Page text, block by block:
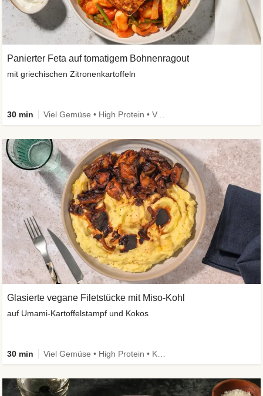
Panierter Feta auf tomatigem Bohnenragout
mit griechischen Zitronenkartoffeln
30 min Viel Gemüse • High Protein • Vegetarisch
Glasierte vegane Filetstücke mit Miso-Kohl
auf Umami-Kartoffelstampf und Kokos
30 min